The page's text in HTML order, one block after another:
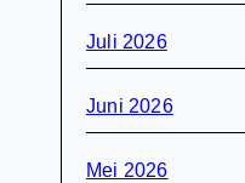
Juli 2026
Juni 2026
Mei 2026